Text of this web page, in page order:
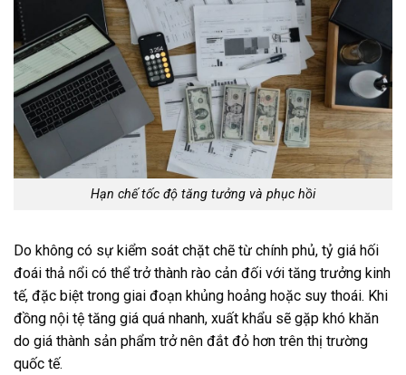
Hạn chế tốc độ tăng tưởng và phục hồi
Do không có sự kiểm soát chặt chẽ từ chính phủ, tỷ giá hối
đoái thả nổi có thể trở thành rào cản đối với tăng trưởng kinh
tế, đặc biệt trong giai đoạn khủng hoảng hoặc suy thoái. Khi
đồng nội tệ tăng giá quá nhanh, xuất khẩu sẽ gặp khó khăn
do giá thành sản phẩm trở nên đắt đỏ hơn trên thị trường
quốc tế.